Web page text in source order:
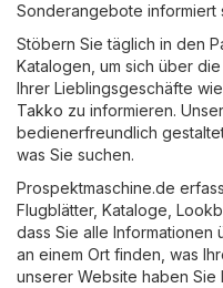
Sonderangebote informiert
Stöbern Sie täglich in den
Katalogen, um sich über
Ihrer Lieblingsgeschäfte wie
Takko zu informieren.
bedienerfreundlich
was Sie suchen.
Prospektmaschine.de
Flugblätter, Kataloge,
dass Sie alle
an einem Ort finden, was
unserer Website haben